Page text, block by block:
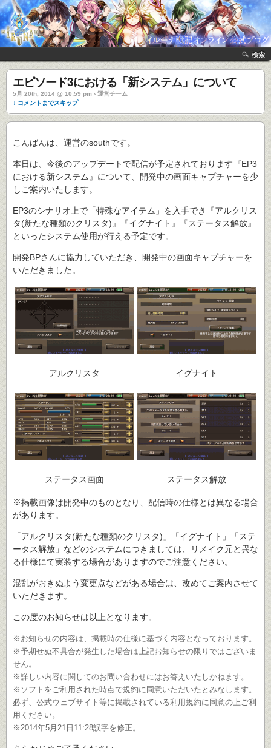
検索
エピソード3における「新システム」について
5月 20th, 2014 @ 10:59 pm › 運営チーム
↓ コメントまでスキップ
こんばんは、運営のsouthです。
本日は、今後のアップデートで配信が予定されております『EP3
における新システム』について、開発中の画面キャプチャーを少
しご案内いたします。
EP3のシナリオ上で「特殊なアイテム」を入手でき『アルクリス
タ(新たな種類のクリスタ)』『イグナイト』『ステータス解放』
といったシステム使用が行える予定です。
開発BPさんに協力していただき、開発中の画面キャプチャーを
いただきました。
アルクリスタ イグナイト
ステータス画面 ステータス解放
※掲載画像は開発中のものとなり、配信時の仕様とは異なる場合
があります。
「アルクリスタ(新たな種類のクリスタ)」「イグナイト」「ステ
ータス解放」などのシステムにつきましては、リメイク元と異な
る仕様にて実装する場合がありますのでご注意ください。
混乱がおきぬよう変更点などがある場合は、改めてご案内させて
いただきます。
この度のお知らせは以上となります。
※お知らせの内容は、掲載時の仕様に基づく内容となっております。
※予期せぬ不具合が発生した場合は上記お知らせの限りではございま
せん。
※詳しい内容に関してのお問い合わせにはお答えいたしかねます。
※ソフトをご利用された時点で規約に同意いただいたとみなします。
必ず、公式ウェブサイト等に掲載されている利用規約に同意の上ご利
用ください。
※2014年5月21日11:28誤字を修正。